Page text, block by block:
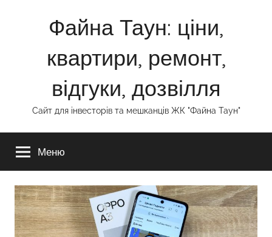
Файна Таун: ціни,
квартири, ремонт,
відгуки, дозвілля
Сайт для інвесторів та мешканців ЖК "Файна Таун"
Меню